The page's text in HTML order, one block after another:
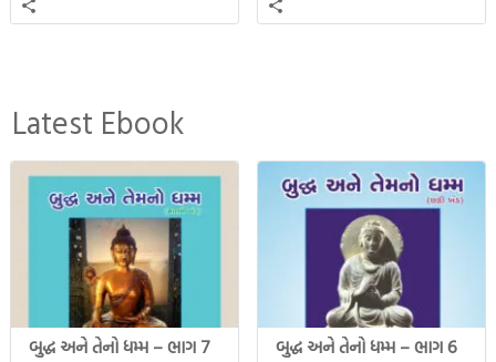
Latest Ebook
બુદ્ધ અને તેનો ધમ્મ – ભાગ 7 બુદ્ધ અને તેનો ધમ્મ – ભાગ 6